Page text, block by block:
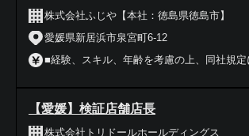
株式会社ふじや【本社：徳島県徳島市】
愛媛県新居浜市泉宮町6-12
■経験、スキル、年齢を考慮の上、同社規定
【愛媛】検証店舗店長
株式会社トリドールホールディングス